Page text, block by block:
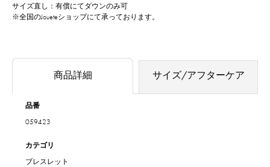
サイズ直し：有償にてダウンのみ可
※全国のJoueteショップにて承っております。
商品詳細 サイズ/アフターケア
品番
059423
カテゴリ
ブレスレット